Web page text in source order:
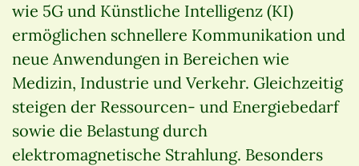
wie 5G und Künstliche Intelligenz (KI)
ermöglichen schnellere Kommunikation und
neue Anwendungen in Bereichen wie
Medizin, Industrie und Verkehr. Gleichzeitig
steigen der Ressourcen- und Energiebedarf
sowie die Belastung durch
elektromagnetische Strahlung. Besonders